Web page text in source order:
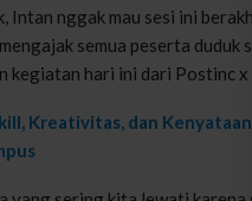
Intan nggak mau sesi ini
semua peserta duduk
kegiatan hari ini dari Postinc x
Kreativitas, dan